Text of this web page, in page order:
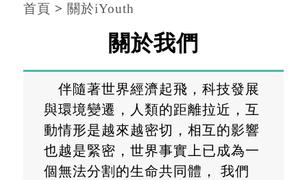
首頁 > 關於iYouth
關於我們
伴隨著世界經濟起飛，科技發展
與環境變遷，人類的距離拉近，互
動情形是越來越密切，相互的影響
也越是緊密，世界事實上已成為一
個無法分割的生命共同體， 我們